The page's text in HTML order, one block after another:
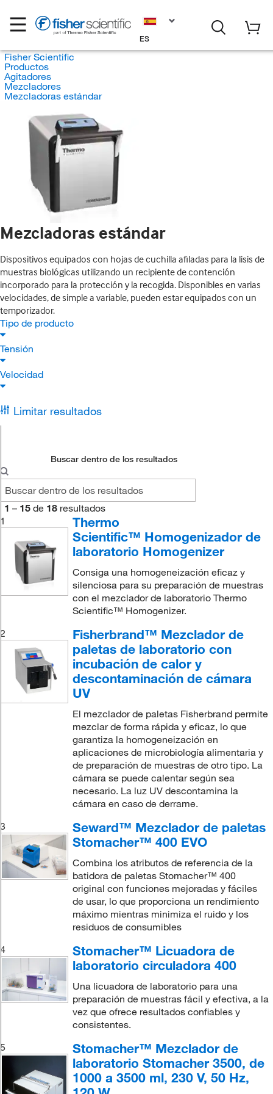
ES
Fisher Scientific
Productos
Agitadores
Mezcladores
Mezcladoras estándar
Mezcladoras estándar
Dispositivos equipados con hojas de cuchilla afiladas para la lisis de
muestras biológicas utilizando un recipiente de contención
incorporado para la protección y la recogida. Disponibles en varias
velocidades, de simple a variable, pueden estar equipados con un
temporizador.
Tipo de producto
Tensión
Velocidad
Limitar resultados
Buscar dentro de los resultados
1 – 15 de 18 resultados
1
Thermo
Scientific™ Homogenizador de
laboratorio Homogenizer
Consiga una homogeneización eficaz y
silenciosa para su preparación de muestras
con el mezclador de laboratorio Thermo
Scientific™ Homogenizer.
2
Fisherbrand™ Mezclador de
paletas de laboratorio con
incubación de calor y
descontaminación de cámara
UV
El mezclador de paletas Fisherbrand permite
mezclar de forma rápida y eficaz, lo que
garantiza la homogeneización en
aplicaciones de microbiología alimentaria y
de preparación de muestras de otro tipo. La
cámara se puede calentar según sea
necesario. La luz UV descontamina la
cámara en caso de derrame.
3
Seward™ Mezclador de paletas
Stomacher™ 400 EVO
Combina los atributos de referencia de la
batidora de paletas Stomacher™ 400
original con funciones mejoradas y fáciles
de usar, lo que proporciona un rendimiento
máximo mientras minimiza el ruido y los
residuos de consumibles
4
Stomacher™ Licuadora de
laboratorio circuladora 400
Una licuadora de laboratorio para una
preparación de muestras fácil y efectiva, a la
vez que ofrece resultados confiables y
consistentes.
5
Stomacher™ Mezclador de
laboratorio Stomacher 3500, de
1000 a 3500 ml, 230 V, 50 Hz,